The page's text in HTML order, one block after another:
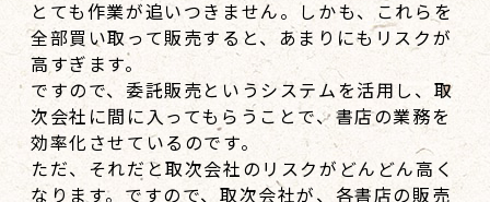
とても作業が追いつきません。しかも、これらを
全部買い取って販売すると、あまりにもリスクが
高すぎます。
ですので、委託販売というシステムを活用し、取
次会社に間に入ってもらうことで、書店の業務を
効率化させているのです。
ただ、それだと取次会社のリスクがどんどん高く
なります。ですので、取次会社が、各書店の販売